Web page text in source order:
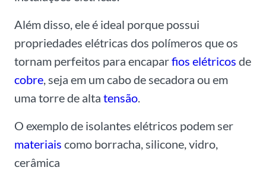
Além disso, ele é ideal porque possui
propriedades elétricas dos polímeros que os
tornam perfeitos para encaparfios elétricos de
cobre, seja em um cabo de secadora ou em
uma torre de alta tensão.
O exemplo de isolantes elétricos podem ser
materiais como borracha, silicone, vidro,
cerâmica